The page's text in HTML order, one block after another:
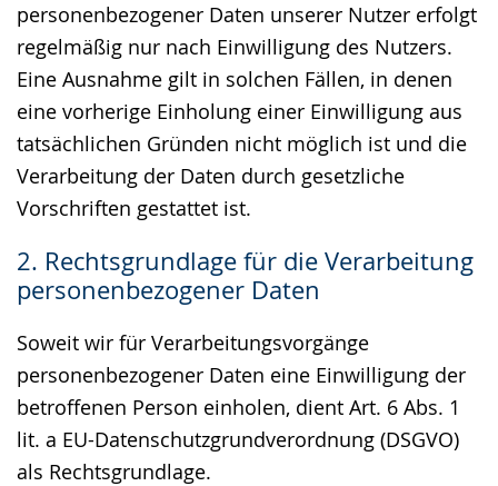
personenbezogener Daten unserer Nutzer erfolgt
regelmäßig nur nach Einwilligung des Nutzers.
Eine Ausnahme gilt in solchen Fällen, in denen
eine vorherige Einholung einer Einwilligung aus
tatsächlichen Gründen nicht möglich ist und die
Verarbeitung der Daten durch gesetzliche
Vorschriften gestattet ist.
2. Rechtsgrundlage für die Verarbeitung
personenbezogener Daten
Soweit wir für Verarbeitungsvorgänge
personenbezogener Daten eine Einwilligung der
betroffenen Person einholen, dient Art. 6 Abs. 1
lit. a EU-Datenschutzgrundverordnung (DSGVO)
als Rechtsgrundlage.